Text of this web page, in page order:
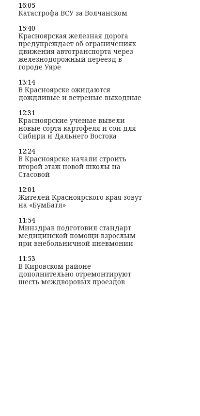
16:05
Катастрофа ВСУ за Волчанском
15:40
Красноярская железная дорога
предупреждает об ограничениях
движения автотранспорта через
железнодорожный переезд в
городе Уяре
13:14
В Красноярске ожидаются
дождливые и ветреные выходные
12:31
Красноярские ученые вывели
новые сорта картофеля и сои для
Сибири и Дальнего Востока
12:24
В Красноярске начали строить
второй этаж новой школы на
Стасовой
12:01
Жителей Красноярского края зовут
на «БумБатл»
11:54
Минздрав подготовил стандарт
медицинской помощи взрослым
при внебольничной пневмонии
11:53
В Кировском районе
дополнительно отремонтируют
шесть междворовых проездов